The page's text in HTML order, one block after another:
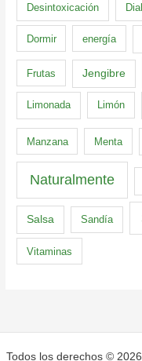
Desintoxicación
Dormir energía
Frutas Jengibre
Limonada Limón
Manzana Menta
Naturalmente
Salsa Sandía
Vitaminas
Todos los derechos ©